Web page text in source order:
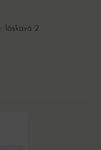
láskavá 2